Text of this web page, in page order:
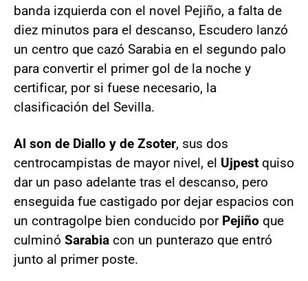
banda izquierda con el novel Pejiño, a falta de
diez minutos para el descanso, Escudero lanzó
un centro que cazó Sarabia en el segundo palo
para convertir el primer gol de la noche y
certificar, por si fuese necesario, la
clasificación del Sevilla.
Al son de Diallo y de Zsoter, sus dos
centrocampistas de mayor nivel, el Ujpest quiso
dar un paso adelante tras el descanso, pero
enseguida fue castigado por dejar espacios con
un contragolpe bien conducido por Pejiño que
culminó Sarabia con un punterazo que entró
junto al primer poste.